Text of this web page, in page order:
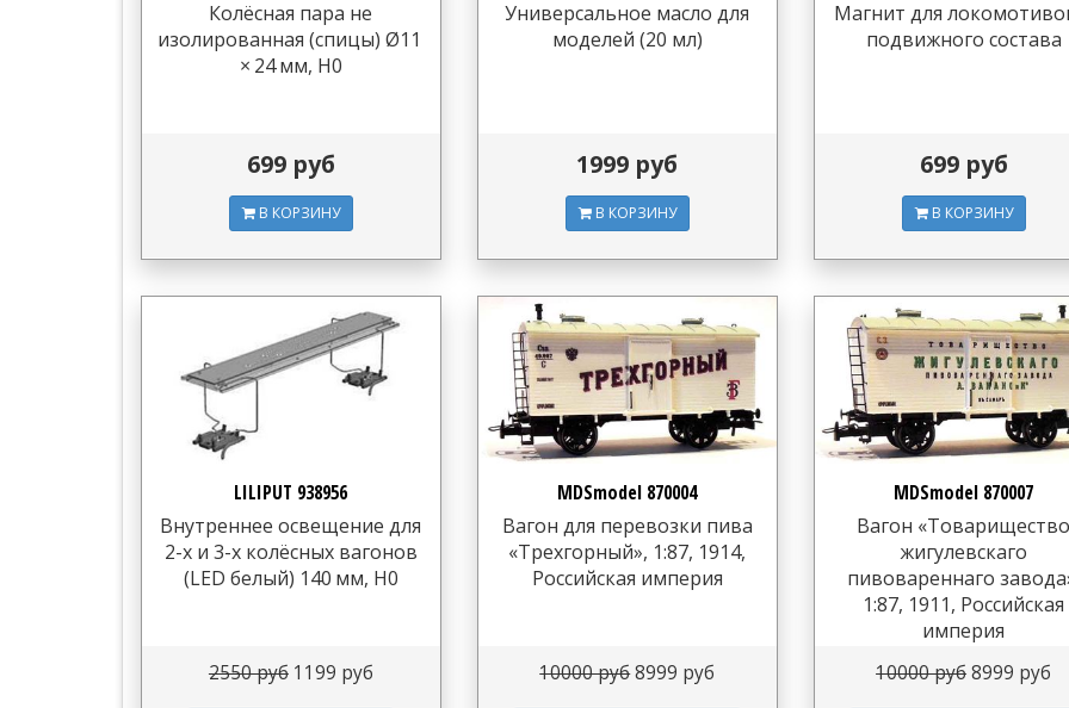
Колёсная пара не
изолированная (спицы) Ø11
× 24 мм, H0
699 руб
В КОРЗИНУ
Универсальное масло для
моделей (20 мл)
1999 руб
В КОРЗИНУ
Магнит для
подвижного состава
699 руб
В КОРЗИНУ
LILIPUT 938956
Внутреннее освещение для
2-х и 3-х колёсных вагонов
(LED белый) 140 мм, H0
2550 руб 1199 руб
MDSmodel 870004
Вагон для перевозки пива
«Трехгорный», 1:87, 1914,
Российская империя
10000 руб8999 руб
MDSmodel 870007
Вагон
жигулевскаго
пивовареннаго
1:87, 1911, Российская
империя
10000 руб8999 руб